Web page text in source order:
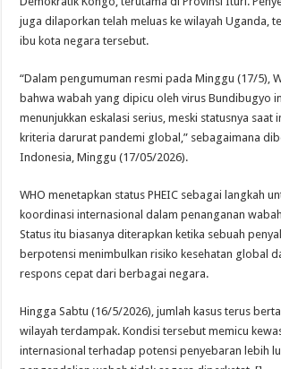
juga dilaporkan telah meluas ke wilayah Uganda,
ibu kota negara tersebut.
“Dalam pengumuman resmi pada Minggu (17/5),
bahwa wabah yang dipicu oleh virus Bundibugyo
menunjukkan eskalasi serius, meski statusnya saat
kriteria darurat pandemi global,” sebagaimana
Indonesia, Minggu (17/05/2026).
WHO menetapkan status PHEIC sebagai langkah
koordinasi internasional dalam penanganan
Status itu biasanya diterapkan ketika sebuah
berpotensi menimbulkan risiko kesehatan global
respons cepat dari berbagai negara.
Hingga Sabtu (16/5/2026), jumlah kasus terus
wilayah terdampak. Kondisi tersebut memicu
internasional terhadap potensi penyebaran lebih